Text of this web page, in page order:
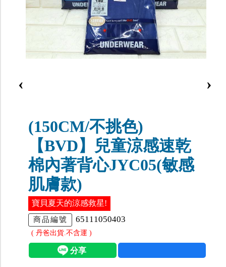
‹ ›
(150CM/不挑色)
【BVD】兒童涼感速乾
棉內著背心JYC05(敏感
肌膚款)
寶貝夏天的涼感救星!
商品編號 65111050403
( 丹爸出貨.不含運 )